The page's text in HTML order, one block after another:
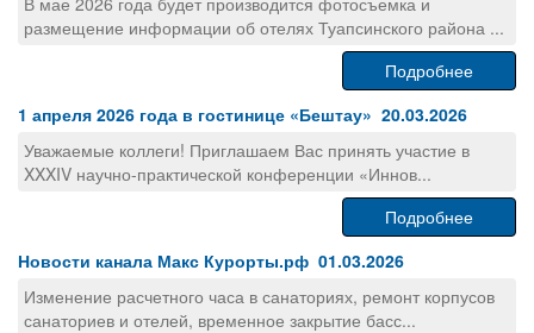
размещение информации об отелях Туапсинского района ...
Подробнее
1 апреля 2026 года в гостинице «Бештау» 20.03.2026
Уважаемые коллеги! Приглашаем Вас принять участие в
XXXIV научно-практической конференции «Иннов...
Подробнее
Новости канала Макс Курорты.рф 01.03.2026
Изменение расчетного часа в санаториях, ремонт корпусов
санаториев и отелей, временное закрытие басс...